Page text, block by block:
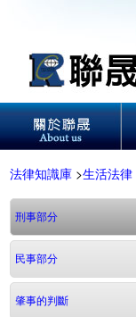
法律知識庫 >生活法律
刑事部分
民事部分
肇事的判斷